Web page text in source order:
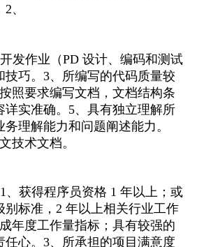
、
发作业（PD 设计、编码和测试
技巧。3、所编写的代码质量较
照要求编写文档，文档结构条
详实准确。5、具有独立理解所
理解能力和问题阐述能力。
技术文档。
、获得程序员资格 1 年以上；或
别标准，2 年以上相关行业工作
年度工作量指标；具有较强的
任心。3、所承担的项目满意度